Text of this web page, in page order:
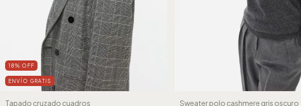
18% OFF
ENVÍO GRATIS
Tapado cruzado cuadros Sweater polo cashmere gris oscuro